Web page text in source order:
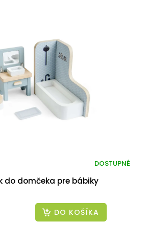
do domčeka pre bábiky
DOSTUPNÉ
DO KOŠÍKA